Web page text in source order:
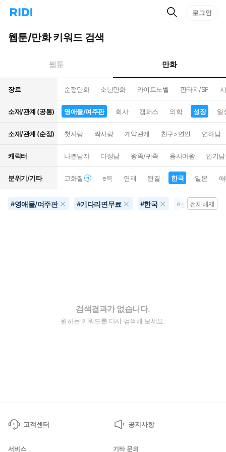
리
홈
으
턴
트
검
로그인
웹툰/만화 키워드 검색
웹툰 만화
장르 순정만화 소년만화 라이트노벨 판타지/SF
소재/관계 (공통) 영애물/여주판 회사 캠퍼스 의학 성장 일
소재/관계 (순정) 첫사랑 짝사랑 계약관계 친구>연인 연하남
캐릭터 나쁜남자 다정남 왕족/귀족 용사마왕 인기남
분위기/기타 고화질 e북 연재 완결 한국 일본
#영애물/여주판 #기다리면무료 #한국 #성장 #
전체해제
검색결과가 없습니다.
원하는 키워드를 다시 검색해 보세요.
고객센터 공지사항
서비스 기타 문의